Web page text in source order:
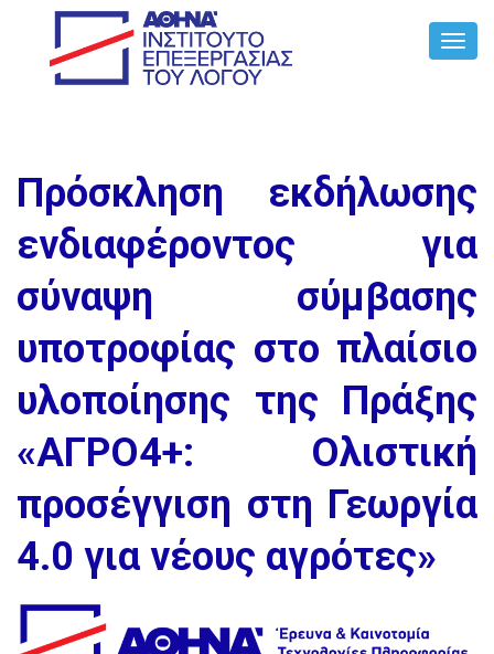
Πρόσκληση εκδήλωσης
ενδιαφέροντος για
σύναψη σύμβασης
υποτροφίας στο πλαίσιο
υλοποίησης της Πράξης
«ΑΓΡΟ4+: Ολιστική
προσέγγιση στη Γεωργία
4.0 για νέους αγρότες»